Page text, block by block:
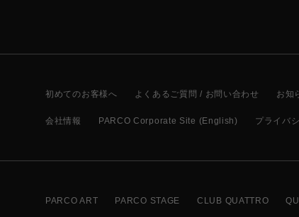
初めてのお客様へ よくあるご質問 / お問い合わせ お知
会社情報 PARCO Corporate Site (English) プライバ
PARCO ART PARCO STAGE CLUB QUATTRO